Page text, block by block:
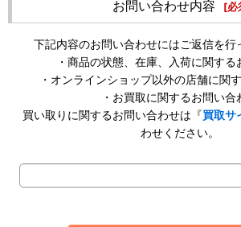
お問い合わせ内容 [必
下記内容のお問い合わせにはご返信を行
・商品の状態、在庫、入荷に関す
・オンラインショップ以外の店舗に関
・お買取に関するお問い合
買い取りに関するお問い合わせは『買取サ
わせください。